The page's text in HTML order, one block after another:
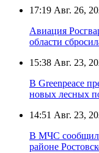
17:19 Авг. 26,
Авиация
области
15:38 Авг. 23,
В Greenpeace
новых лесных
14:51 Авг. 23,
В МЧС
районе